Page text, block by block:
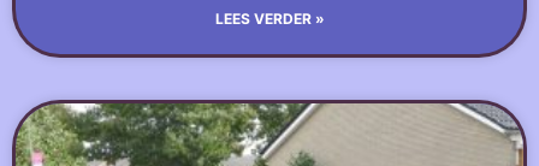
LEES VERDER »